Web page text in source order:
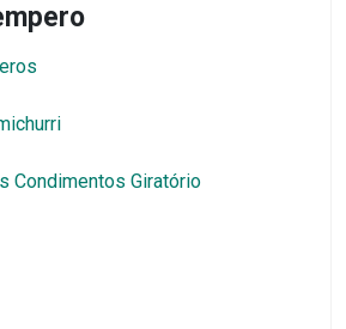
Condimentos Giratório